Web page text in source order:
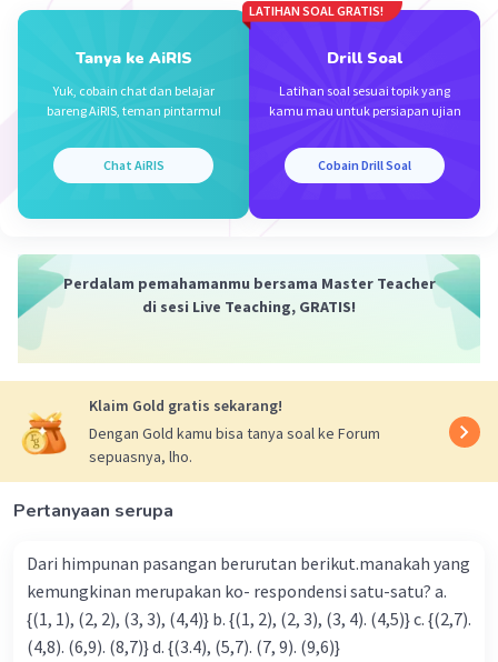
• luas daerah yg diarsir = ½luas lingkaran – luas segitiga
ABC
66,33 – 30 = 36,33 cm²
Beri Rating 0 Balas
Tanya ke AiRIS
Yuk, cobain chat dan belajar
bareng AiRIS, teman pintarmu!
Chat AiRIS
LATIHAN SOAL GRATIS!
Drill Soal
Latihan soal sesuai topik yang
kamu mau untuk persiapan ujian
Cobain Drill Soal
Perdalam pemahamanmu bersama Master Teacher
di sesi Live Teaching, GRATIS!
Klaim Gold gratis sekarang!
Dengan Gold kamu bisa tanya soal ke Forum
sepuasnya, lho.
Pertanyaan serupa
Dari himpunan pasangan berurutan berikut.manakah yang
kemungkinan merupakan ko- respondensi satu-satu? a.
{(1, 1), (2, 2), (3, 3), (4,4)} b. {(1, 2), (2, 3), (3, 4). (4,5)} c. {(2,7).
(4,8). (6,9). (8,7)} d. {(3.4), (5,7). (7, 9). (9,6)}